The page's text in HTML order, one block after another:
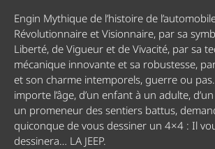
Engin Mythique de l’histoire de
Révolutionnaire et Visionnaire, par sa
Liberté, de Vigueur et de Vivacité, par sa
mécanique innovante et sa robustesse,
et son charme intemporels, guerre ou
importe l’âge, d’un enfant à un adulte,
un promeneur des sentiers battus,
quiconque de vous dessiner un 4×4 : Il
dessinera… LA JEEP.